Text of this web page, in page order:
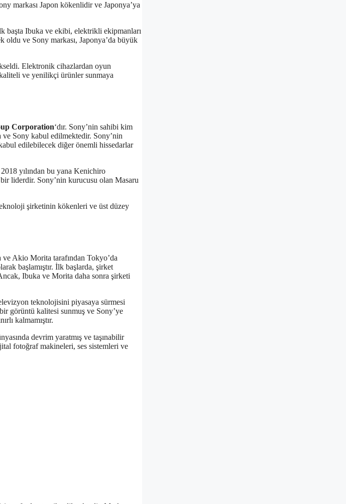
markası Japon kökenlidir ve Japonya’ya
başta Ibuka ve ekibi, elektrikli ekipmanları
oldu ve Sony markası, Japonya’da büyük
Elektronik cihazlardan oyun
ve yenilikçi ürünler sunmaya
Corporation‘dır. Sony’nin sahibi kim
Sony kabul edilmektedir. Sony’nin
edilebilecek diğer önemli hissedarlar
yılından bu yana Kenichiro
liderdir. Sony’nin kurucusu olan Masaru
şirketinin kökenleri ve üst düzey
Akio Morita tarafından Tokyo’da
başlamıştır. İlk başlarda, şirket
Ibuka ve Morita daha sonra şirketi
teknolojisini piyasaya sürmesi
görüntü kalitesi sunmuş ve Sony’ye
kalmamıştır.
devrim yaratmış ve taşınabilir
fotoğraf makineleri, ses sistemleri ve